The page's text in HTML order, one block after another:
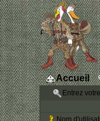
Accueil
Entrez
Nom